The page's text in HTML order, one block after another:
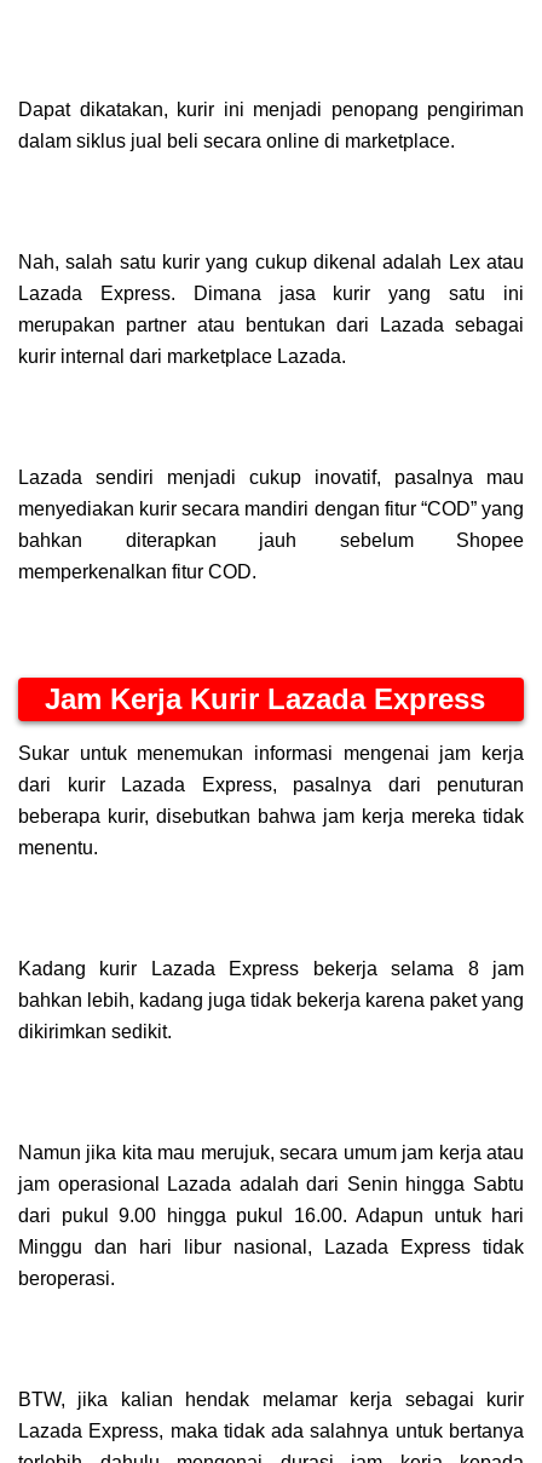
Dapat dikatakan, kurir ini menjadi penopang pengiriman
dalam siklus jual beli secara online di marketplace.
Nah, salah satu kurir yang cukup dikenal adalah Lex atau
Lazada Express. Dimana jasa kurir yang satu ini
merupakan partner atau bentukan dari Lazada sebagai
kurir internal dari marketplace Lazada.
Lazada sendiri menjadi cukup inovatif, pasalnya mau
menyediakan kurir secara mandiri dengan fitur “COD” yang
bahkan diterapkan jauh sebelum Shopee
memperkenalkan fitur COD.
Jam Kerja Kurir Lazada Express
Sukar untuk menemukan informasi mengenai jam kerja
dari kurir Lazada Express, pasalnya dari penuturan
beberapa kurir, disebutkan bahwa jam kerja mereka tidak
menentu.
Kadang kurir Lazada Express bekerja selama 8 jam
bahkan lebih, kadang juga tidak bekerja karena paket yang
dikirimkan sedikit.
Namun jika kita mau merujuk, secara umum jam kerja atau
jam operasional Lazada adalah dari Senin hingga Sabtu
dari pukul 9.00 hingga pukul 16.00. Adapun untuk hari
Minggu dan hari libur nasional, Lazada Express tidak
beroperasi.
BTW, jika kalian hendak melamar kerja sebagai kurir
Lazada Express, maka tidak ada salahnya untuk bertanya